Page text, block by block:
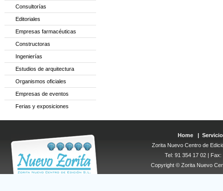
Consultorías
Editoriales
Empresas farmacéuticas
Constructoras
Ingenierías
Estudios de arquitectura
Organismos oficiales
Empresas de eventos
Ferias y exposiciones
Home |
Zorita Nuevo Centro de
Tel: 91 354 17 02 |
Copyright © Zorita Nuevo